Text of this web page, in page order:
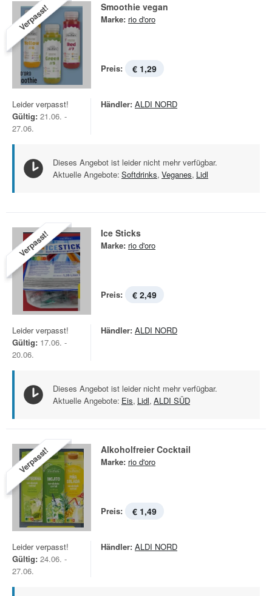
Verpasst! Smoothie vegan
Marke: rio d'oro
Preis: € 1,29
Leider verpasst!
Gültig: 21.06. -
27.06.
Händler: ALDI NORD
Dieses Angebot ist leider nicht mehr verfügbar.
Aktuelle Angebote: Softdrinks, Veganes, Lidl
Verpasst! Ice Sticks
Marke: rio d'oro
Preis: € 2,49
Leider verpasst!
Gültig: 17.06. -
20.06.
Händler: ALDI NORD
Dieses Angebot ist leider nicht mehr verfügbar.
Aktuelle Angebote: Eis, Lidl, ALDI SÜD
Verpasst! Alkoholfreier Cocktail
Marke: rio d'oro
Preis: € 1,49
Leider verpasst!
Gültig: 24.06. -
27.06.
Händler: ALDI NORD